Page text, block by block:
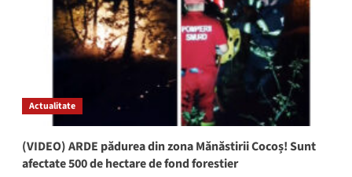
Actualitate
(VIDEO) ARDE pădurea din zona Mănăstirii Cocoș! Sunt
afectate 500 de hectare de fond forestier